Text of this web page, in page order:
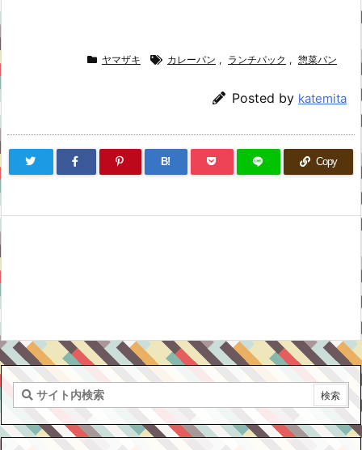
ヤマザキ カレーパン , ランチパック , 惣菜パン
Posted by katemita
B! Copy